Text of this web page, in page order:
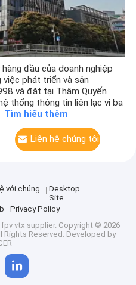
đầu của doanh nghiệp
phát triển và sản
và đặt tại Thâm Quyến
thống thông tin liên lạc vi ba
Tìm hiểu thêm
Liên hệ chúng tôi
với chúng
Desktop
Site
Privacy Policy
fpv vtx supplier. Copyright © 2026
Rights Reserved. Developed by